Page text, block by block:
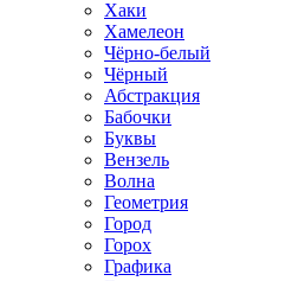
Хаки
Хамелеон
Чёрно-белый
Чёрный
Абстракция
Бабочки
Буквы
Вензель
Волна
Геометрия
Город
Горох
Графика